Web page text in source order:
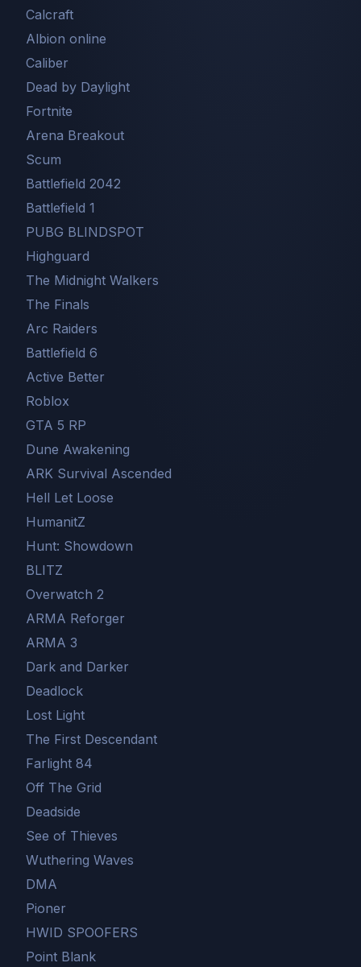
Сalcraft
Albion online
Caliber
Dead by Daylight
Fortnite
Arena Breakout
Scum
Battlefield 2042
Battlefield 1
PUBG BLINDSPOT
Highguard
The Midnight Walkers
The Finals
Arc Raiders
Battlefield 6
Active Better
Roblox
GTA 5 RP
Dune Awakening
ARK Survival Ascended
Hell Let Loose
HumanitZ
Hunt: Showdown
BLITZ
Overwatch 2
ARMA Reforger
ARMA 3
Dark and Darker
Deadlock
Lost Light
The First Descendant
Farlight 84
Off The Grid
Deadside
See of Thieves
Wuthering Waves
DMA
Pioner
HWID SPOOFERS
Point Blank